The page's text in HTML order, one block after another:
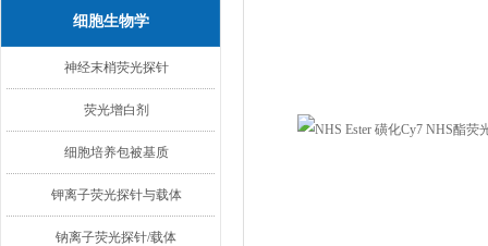
细胞生物学
神经末梢荧光探针
荧光增白剂
细胞培养包被基质
钾离子荧光探针与载体
钠离子荧光探针/载体